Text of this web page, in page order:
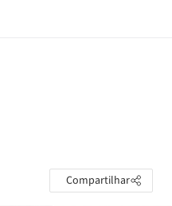
Compartilhar